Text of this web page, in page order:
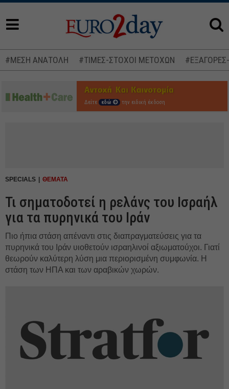
#ΜΕΣΗ ΑΝΑΤΟΛΗ #ΤΙΜΕΣ-ΣΤΟΧΟΙ ΜΕΤΟΧΩΝ
Δείτε εδώ την ειδική έκδοση
SPECIALS ΘΕΜΑΤΑ
Τι σηματοδοτεί η ρελάνς του Ισραήλ
για τα πυρηνικά του Ιράν
Πιο ήπια στάση απέναντι στις διαπραγματεύσεις για τα
πυρηνικά του Ιράν υιοθετούν ισραηλινοί αξιωματούχοι. Γιατί
θεωρούν καλύτερη λύση μια περιορισμένη συμφωνία. Η
στάση των ΗΠΑ και των αραβικών χωρών.